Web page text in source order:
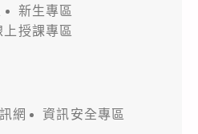
新生專區
上授課專區
網
資訊安全專區